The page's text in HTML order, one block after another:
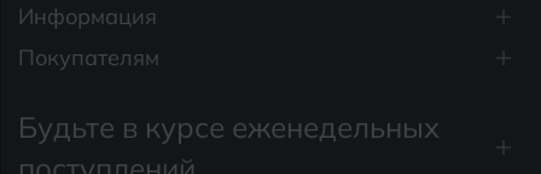
Информация
Покупателям
Будьте в курсе еженедельных